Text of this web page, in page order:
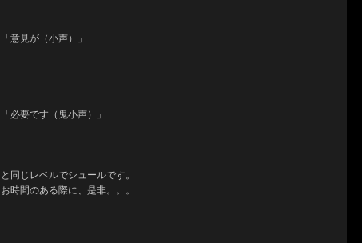
「意見が（小声）」
「必要です（鬼小声）」
と同じレベルでシュールです。
お時間のある際に、是非。。。